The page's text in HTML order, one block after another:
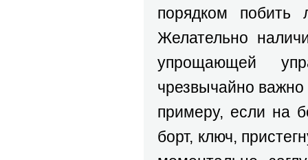
порядком побить
Желательно
упрощающей
чрезвычайно важно
примеру, если на
борт, ключ,